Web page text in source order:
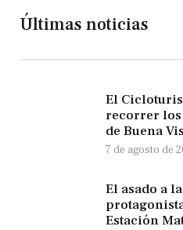
Últimas noticias
El
recorrer los
de Buena
7 de agosto de
El asado a
Estación